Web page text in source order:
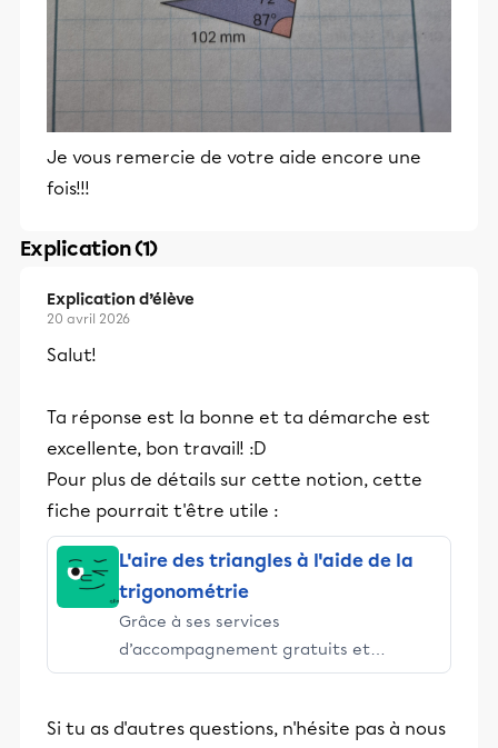
Je vous remercie de votre aide encore une
fois!!!
Explication (1)
Explication d’élève
20 avril 2026
Salut!
Ta réponse est la bonne et ta démarche est
excellente, bon travail! :D
Pour plus de détails sur cette notion, cette
fiche pourrait t'être utile :
L'aire des triangles à l'aide de la
trigonométrie
Grâce à ses services
d’accompagnement gratuits et
stimulants, Alloprof engage les élèves
éducative.
Si tu as d'autres questions, n'hésite pas à nous